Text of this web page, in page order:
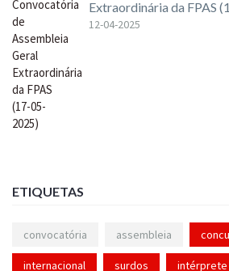
Extraordinária da FPAS
12-04-2025
ETIQUETAS
convocatória assembleia
internacional surdos intérprete